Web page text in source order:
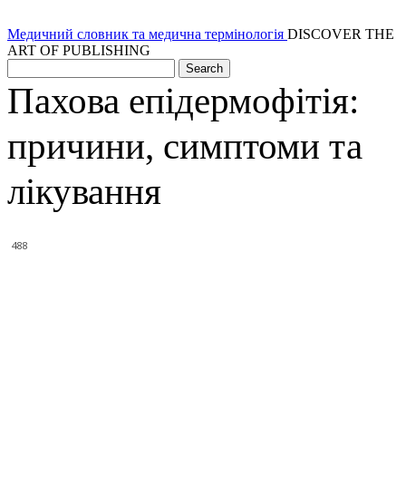
Медичний словник та медична термінологія DISCOVER THE
ART OF PUBLISHING
Пахова епідермофітія:
причини, симптоми та
лікування
488